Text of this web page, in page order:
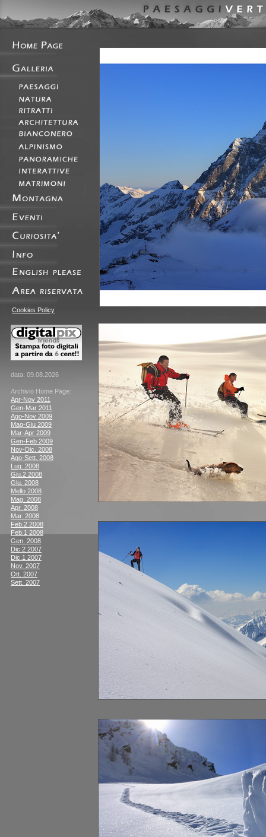
Cookies Policy
data: 09.08.2026
Archivio Home Page:
Apr-Nov 2011
Gen-Mar 2011
Ago-Nov 2009
Mag-Giu 2009
Mar-Apr 2009
Gen-Feb 2009
Nov-Dic. 2008
Ago-Sett. 2008
Lug. 2008
Giu.2 2008
Giu. 2008
Mello 2008
Mag. 2008
Apr. 2008
Mar. 2008
Feb.2 2008
Feb.1 2008
Gen. 2008
Dic.2 2007
Dic.1 2007
Nov. 2007
Ott. 2007
Sett. 2007